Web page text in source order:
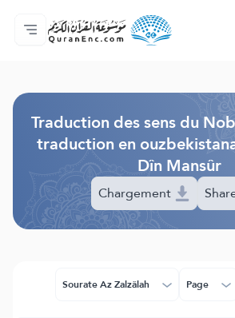
Accueil
Index des traductions
Audio
Services des
Autour du projet
Nous contacter
Langue
Traduction des sens du
traduction en
Dîn Mansûr
Chargement
Sourate Az Zalzâlah Page